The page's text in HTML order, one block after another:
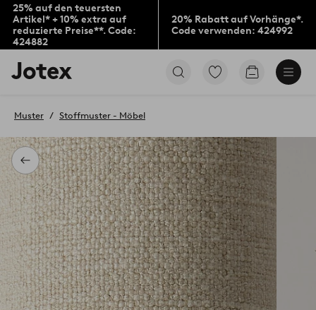
25% auf den teuersten
Artikel* + 10% extra auf
reduzierte Preise**. Code:
424882
20% Rabatt auf Vorhänge*.
Code verwenden: 424992
Jotex-
Logo
Startseite
Zu
Produkten
gehen
Zum
Zurück
Muster Stoffmuster - Möbel